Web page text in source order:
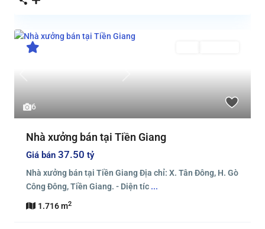
6
Previous Next
Nhà xưởng bán tại Tiền Giang
Giá bán 37.50 tỷ
Nhà xưởng bán tại Tiền Giang Địa chỉ: X. Tân Đông, H. Gò
Công Đông, Tiền Giang. - Diện tíc ...
1.716 m2